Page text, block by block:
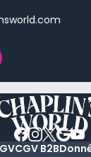
CGV B2B